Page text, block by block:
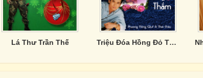
Lá Thư Trần Thế Triệu Đóa Hồng Đỏ Thắm